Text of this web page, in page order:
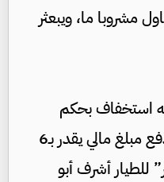
مشروبا ما، ويبعثر
استخفاف بحكم
القضاء المصري الذي ألزمه بدفع مبلغ مالي يقدر بـ6
ألف دولار” للطيار أشرف أبو